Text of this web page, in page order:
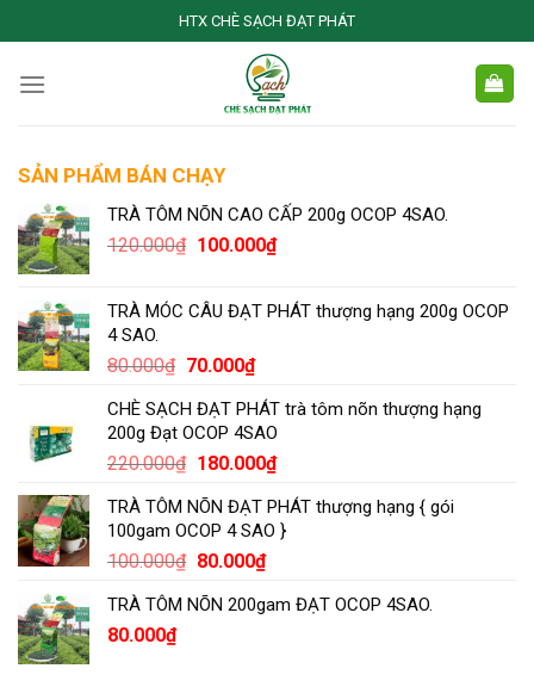
to
content
HTX CHÈ SẠCH ĐẠT PHÁT
SẢN PHẨM BÁN CHẠY
TRÀ TÔM NÕN CAO CẤP 200g OCOP 4SAO.
120.000₫ Giá
120.000₫.
100.000₫Giá
là:
TRÀ MÓC CÂU ĐẠT PHÁT thượng hạng 200g OCOP
4 SAO.
80.000₫ Giá
là:
80.000₫.
70.000₫Giá
tại
là:
70.000₫.
CHÈ SẠCH ĐẠT PHÁT trà tôm nõn thượng hạng
200g Đạt OCOP 4SAO
220.000₫ Giá
là:
220.000₫.
180.000₫Giá
tại
là:
TRÀ TÔM NÕN ĐẠT PHÁT thượng hạng { gói
100gam OCOP 4 SAO }
100.000₫ Giá
là:
80.000₫Giá
tại
TRÀ TÔM NÕN 200gam ĐẠT OCOP 4SAO.
80.000₫